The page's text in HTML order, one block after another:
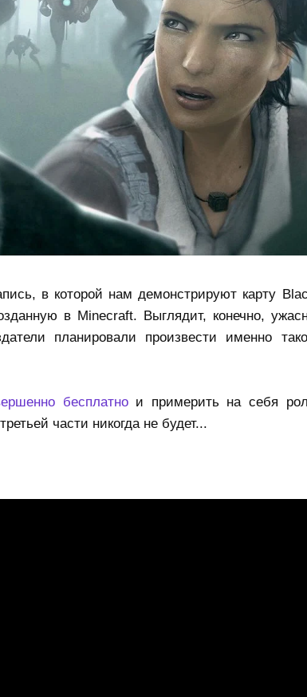
в которой нам демонстрируют карту
в Minecraft. Выглядит, конечно,
планировали произвести именно
бесплатнои примерить на себя
части никогда не будет...